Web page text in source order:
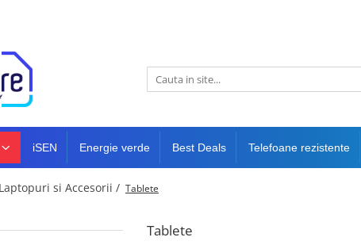
iSEN Energie verde Best Deals Telefoane rezistente
si Accesorii / Tablete
Tablete